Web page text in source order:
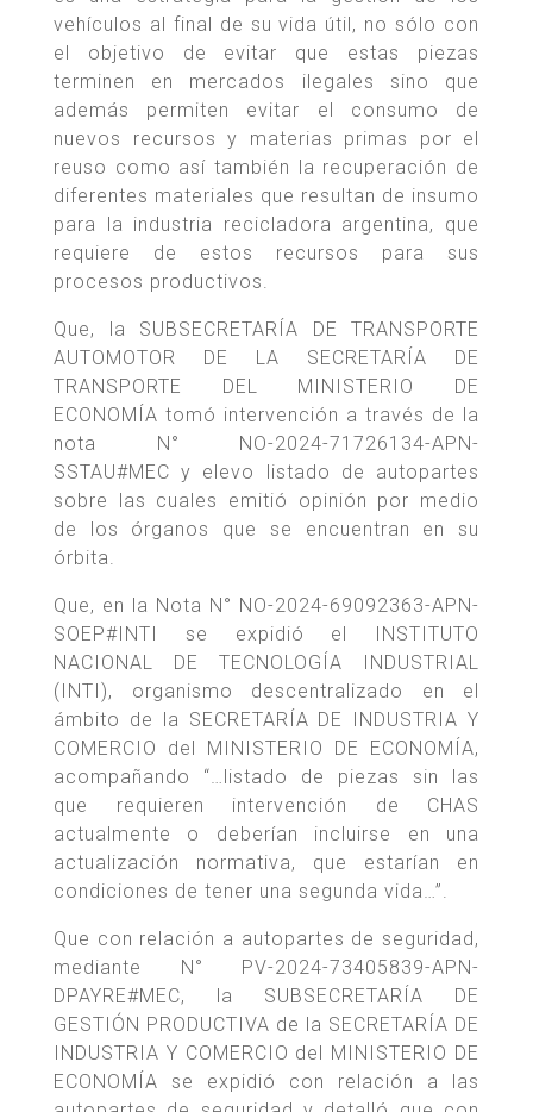
vehículos al final de su vida útil, no sólo con
el objetivo de evitar que estas piezas
terminen en mercados ilegales sino que
además permiten evitar el consumo de
nuevos recursos y materias primas por el
reuso como así también la recuperación de
diferentes materiales que resultan de insumo
para la industria recicladora argentina, que
requiere de estos recursos para sus
procesos productivos.
Que, la SUBSECRETARÍA DE TRANSPORTE
AUTOMOTOR DE LA SECRETARÍA DE
TRANSPORTE DEL MINISTERIO DE
ECONOMÍA tomó intervención a través de la
nota N° NO-2024-71726134-APN-
SSTAU#MEC y elevo listado de autopartes
sobre las cuales emitió opinión por medio
de los órganos que se encuentran en su
órbita.
Que, en la Nota N° NO-2024-69092363-APN-
SOEP#INTI se expidió el INSTITUTO
NACIONAL DE TECNOLOGÍA INDUSTRIAL
(INTI), organismo descentralizado en el
ámbito de la SECRETARÍA DE INDUSTRIA Y
COMERCIO del MINISTERIO DE ECONOMÍA,
acompañando “…listado de piezas sin las
que requieren intervención de CHAS
actualmente o deberían incluirse en una
actualización normativa, que estarían en
condiciones de tener una segunda vida…”.
Que con relación a autopartes de seguridad,
mediante N° PV-2024-73405839-APN-
DPAYRE#MEC, la SUBSECRETARÍA DE
GESTIÓN PRODUCTIVA de la SECRETARÍA DE
INDUSTRIA Y COMERCIO del MINISTERIO DE
ECONOMÍA se expidió con relación a las